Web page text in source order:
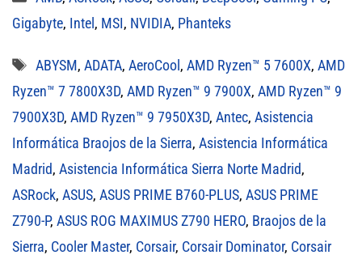
Gigabyte, Intel, MSI, NVIDIA, Phanteks
Etiquetas
ABYSM, ADATA, AeroCool, AMD Ryzen™ 5 7600X, AMD
Ryzen™ 7 7800X3D, AMD Ryzen™ 9 7900X, AMD Ryzen™ 9
7900X3D, AMD Ryzen™ 9 7950X3D, Antec, Asistencia
Informática Braojos de la Sierra, Asistencia Informática
Madrid, Asistencia Informática Sierra Norte Madrid,
ASRock, ASUS, ASUS PRIME B760-PLUS, ASUS PRIME
Z790-P, ASUS ROG MAXIMUS Z790 HERO, Braojos de la
Sierra, Cooler Master, Corsair, Corsair Dominator, Corsair